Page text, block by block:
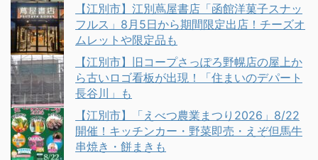
【江別市】江別蔦屋書店「函館洋菓子スナッ
フルス」8月5日から期間限定出店！チーズオ
ムレットや限定品も
【江別市】旧コープさっぽろ野幌店の屋上か
ら古いロゴ看板が出現！「住まいのデパート
長谷川」も
【江別市】「えべつ農業まつり2026」8/22
開催！キッチンカー・野菜即売・えぞ但馬牛
串焼き・餅まきも